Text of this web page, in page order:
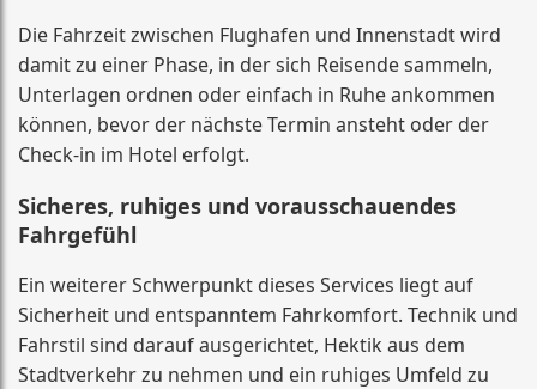
Die Fahrzeit zwischen Flughafen und Innenstadt wird
damit zu einer Phase, in der sich Reisende sammeln,
Unterlagen ordnen oder einfach in Ruhe ankommen
können, bevor der nächste Termin ansteht oder der
Check-in im Hotel erfolgt.
Sicheres, ruhiges und vorausschauendes
Fahrgefühl
Ein weiterer Schwerpunkt dieses Services liegt auf
Sicherheit und entspanntem Fahrkomfort. Technik und
Fahrstil sind darauf ausgerichtet, Hektik aus dem
Stadtverkehr zu nehmen und ein ruhiges Umfeld zu